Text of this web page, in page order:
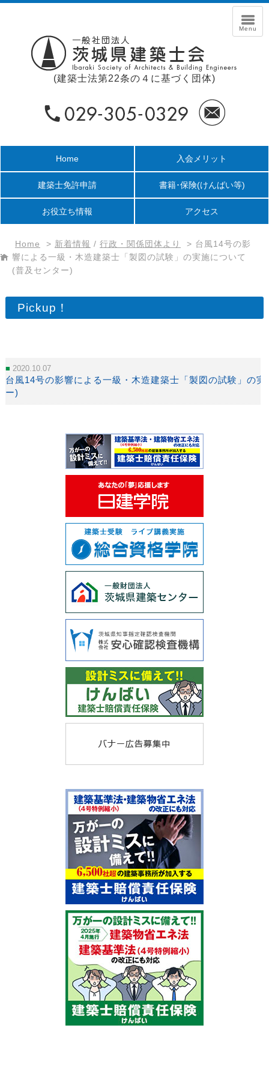
(建築士法第22条の４に基づく団体)
Home 入会メリット
建築士免許申請 書籍･保険(けんばい等)
お役立ち情報 アクセス
Home > 新着情報 / 行政・関係団体より > 台風14号の影
響による一級・木造建築士「製図の試験」の実施について
(普及センター)
Pickup！
2020.10.07
台風14号の影響による一級・木造建築士「製図の試験」の
ー)